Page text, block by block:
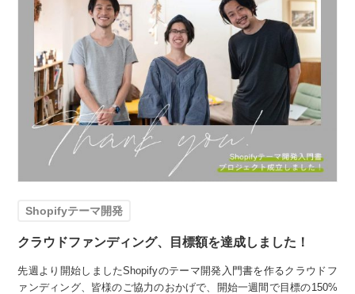
Shopifyテーマ開発
クラウドファンディング、目標額を達成しました！
先週より開始しましたShopifyのテーマ開発入門書を作るクラウドフ
ァンディング、皆様のご協力のおかげで、開始一週間で目標の150%